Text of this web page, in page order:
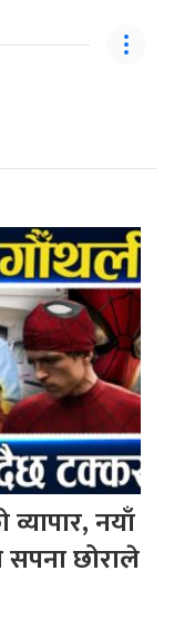
नयाँ
सपना छोराले